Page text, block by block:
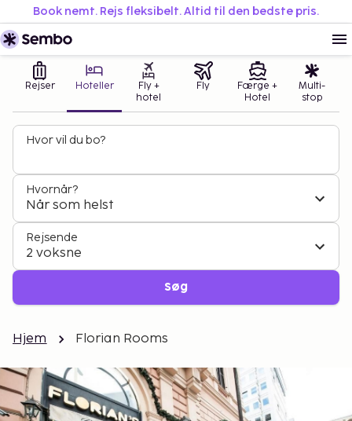
Book nemt. Rejs fleksibelt. Altid til den bedste pris.
Rejser Hoteller
Fly +
hotel
Fly
Færge +
Hotel
Multi-
stop
Hvor vil du bo?
Hvornår?
Når som helst
Rejsende
2 voksne
Søg
Hjem Florian Rooms